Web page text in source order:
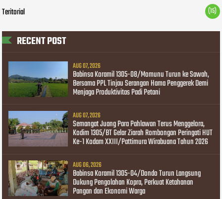
Teritorial (15)
RECENT POST
AUG 07, 2026
Babinsa Koramil 1305-08/Momunu Turun ke Sawah,
Bersama PPL Tinjau Serangan Hama Penggerek Demi
Menjaga Produktivitas Padi Petani
AUG 07, 2026
Semangat Juang Para Pahlawan Terus Menggelora,
Kodim 1305/BT Gelar Ziarah Rombongan Peringati HUT
Ke-1 Kodam XXIII/Pattimura Wirabuana Tahun 2026
AUG 06, 2026
Babinsa Koramil 1305-04/Dondo Turun Langsung
Dukung Pengolahan Kopra, Perkuat Ketahanan
Pangan dan Ekonomi Warga